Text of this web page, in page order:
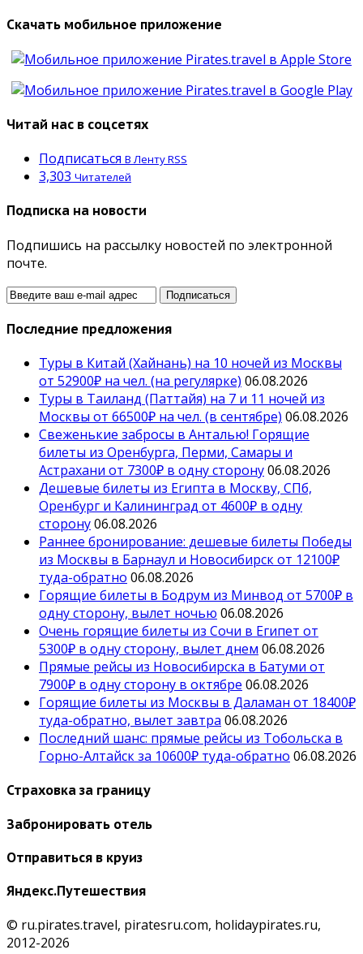
Скачать мобильное приложение
Читай нас в соцсетях
Подписаться В Ленту RSS
3,303 Читателей
Подписка на новости
Подпишись на рассылку новостей по электронной
почте.
Последние предложения
Туры в Китай (Хайнань) на 10 ночей из Москвы
от 52900₽ на чел. (на регулярке) 06.08.2026
Туры в Таиланд (Паттайя) на 7 и 11 ночей из
Москвы от 66500₽ на чел. (в сентябре) 06.08.2026
Свеженькие забросы в Анталью! Горящие
билеты из Оренбурга, Перми, Самары и
Астрахани от 7300₽ в одну сторону06.08.2026
Дешевые билеты из Египта в Москву, СПб,
Оренбург и Калининград от 4600₽ в одну
сторону06.08.2026
Раннее бронирование: дешевые билеты Победы
из Москвы в Барнаул и Новосибирск от 12100₽
туда-обратно 06.08.2026
Горящие билеты в Бодрум из Минвод от 5700₽ в
одну сторону, вылет ночью 06.08.2026
Очень горящие билеты из Сочи в Египет от
5300₽ в одну сторону, вылет днем 06.08.2026
Прямые рейсы из Новосибирска в Батуми от
7900₽ в одну сторону в октябре 06.08.2026
Горящие билеты из Москвы в Даламан от 18400₽
туда-обратно, вылет завтра 06.08.2026
Последний шанс: прямые рейсы из Тобольска в
Горно-Алтайск за 10600₽ туда-обратно 06.08.2026
Страховка за границу
Забронировать отель
Отправиться в круиз
Яндекс.Путешествия
© ru.pirates.travel, piratesru.com, holidaypirates.ru,
2012-2026